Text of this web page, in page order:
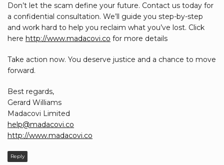
Don’t let the scam define your future. Contact us today for
a confidential consultation. We’ll guide you step-by-step
and work hard to help you reclaim what you’ve lost. Click
here http://www.madacovi.co for more details
Take action now. You deserve justice and a chance to move
forward.
Best regards,
Gerard Williams
Madacovi Limited
help@madacovi.co
http://www.madacovi.co
Reply